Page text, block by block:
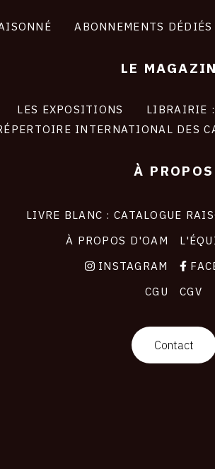
ABONNEMENTS
LE
LES EXPOSITIONS LIBRAIRIE :
INTERNATIONAL DES
À PROPOS
LIVRE BLANC : CATALOGUE
À PROPOS D'OAM
INSTAGRAM
CGU
CGV
Contact